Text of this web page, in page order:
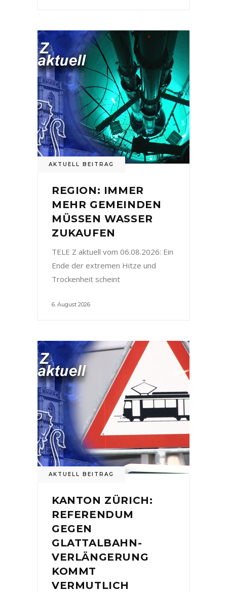
AKTUELL BEITRAG
REGION: IMMER
MEHR GEMEINDEN
MÜSSEN WASSER
ZUKAUFEN
TELE Z aktuell vom 06.08.2026: Ein
Ende der extremen Hitze und
Trockenheit scheint
6. August 2026
AKTUELL BEITRAG
KANTON ZÜRICH:
REFERENDUM
GEGEN
GLATTALBAHN-
VERLÄNGERUNG
KOMMT
VERMUTLICH